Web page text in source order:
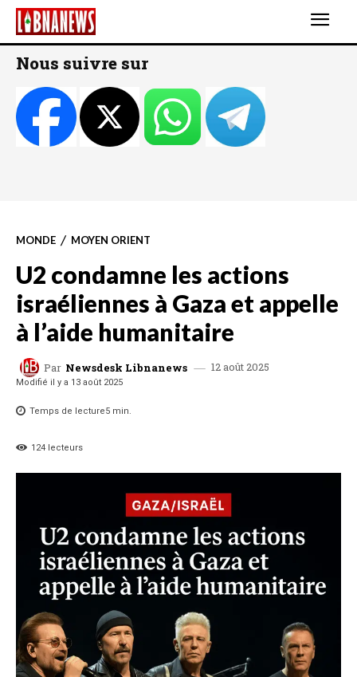
Nous suivre sur
MONDE MOYEN ORIENT
U2 condamne les actions
israéliennes à Gaza et appelle
à l’aide humanitaire
Par Newsdesk Libnanews 12 août 2025
Modifié il y a 13 août 2025
Temps de lecture5 min.
124 lecteurs